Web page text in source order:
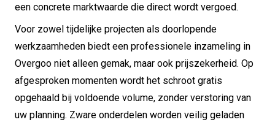
een concrete marktwaarde die direct wordt vergoed.
Voor zowel tijdelijke projecten als doorlopende
werkzaamheden biedt een professionele inzameling in
Overgoo niet alleen gemak, maar ook prijszekerheid. Op
afgesproken momenten wordt het schroot gratis
opgehaald bij voldoende volume, zonder verstoring van
uw planning. Zware onderdelen worden veilig geladen